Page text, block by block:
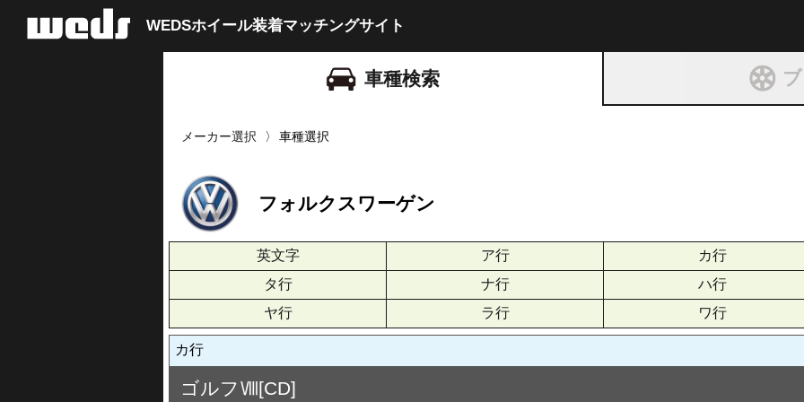
WEDSホイール装着マッチングサイト
車種検索
メーカー選択 車種選択
フォルクスワーゲン
英文字 ア行
カ行
タ行
ナ行
ハ行
ヤ行
ラ行 ワ行
カ行
ゴルフⅧ[CD]